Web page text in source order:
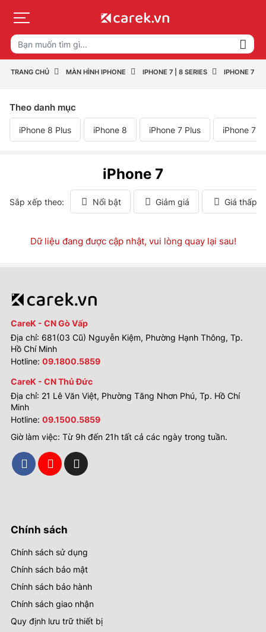
TRANG CHỦ MÀN HÌNH IPHONE IPHONE 7 | 8 SERIES IPHONE 7
Theo danh mục
iPhone 8 Plus iPhone 8 iPhone 7 Plus iPhone 7
iPhone 7
Sắp xếp theo: Nổi bật Giảm giá Giá thấp
Dữ liệu đang được cập nhật, vui lòng quay lại sau!
CareK - CN Gò Vấp
Địa chỉ: 681(03 Cũ) Nguyễn Kiệm, Phường Hạnh Thông, Tp.
Hồ Chí Minh
Hotline: 09.1800.5859
CareK - CN Thủ Đức
Địa chỉ: 21 Lê Văn Việt, Phường Tăng Nhơn Phú, Tp. Hồ Chí
Minh
Hotline: 09.1500.5859
Giờ làm việc: Từ 9h đến 21h tất cả các ngày trong tuần.
Chính sách
Chính sách sử dụng
Chính sách bảo mật
Chính sách bảo hành
Chính sách giao nhận
Quy định lưu trữ thiết bị